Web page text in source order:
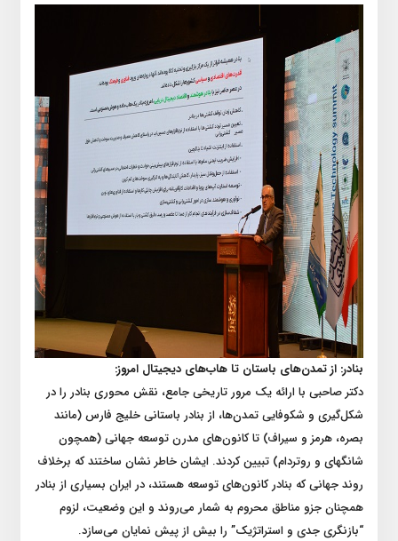
بنادر: از تمدن‌های باستان تا هاب‌های دیجیتال امروز:
دکتر صاحبی با ارائه یک مرور تاریخی جامع، نقش محوری بنادر را در
شکل‌گیری و شکوفایی تمدن‌ها، از بنادر باستانی خلیج فارس (مانند
بصره، هرمز و سیراف) تا کانون‌های مدرن توسعه جهانی (همچون
شانگهای و روتردام) تبیین کردند. ایشان خاطر نشان ساختند که برخلاف
روند جهانی که بنادر کانون‌های توسعه هستند، در ایران بسیاری از بنادر
همچنان جزو مناطق محروم به شمار می‌روند و این وضعیت، لزوم
“بازنگری جدی و استراتژیک” را بیش از پیش نمایان می‌سازد.